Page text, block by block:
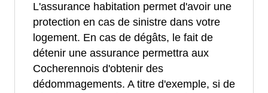
L'assurance habitation permet d'avoir une
protection en cas de sinistre dans votre
logement. En cas de dégâts, le fait de
détenir une assurance permettra aux
Cocherennois d'obtenir des
dédommagements. A titre d'exemple, si de